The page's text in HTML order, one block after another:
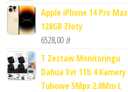
Apple iPhone 14 Pro Max
128GB Złoty
6528,00 zł
T Zestaw Monitoringu
Dahua Xvr 1Tb 4 Kamery
Tubowe 5Mpx 2.8Mm L